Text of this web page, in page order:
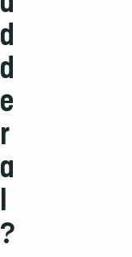
d
d
e
r
a
l
?